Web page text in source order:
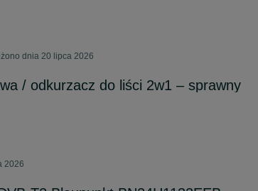
dnia 20 lipca 2026
/ odkurzacz do liści 2w1 – sprawny
2026